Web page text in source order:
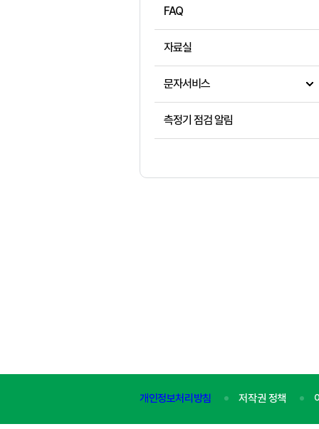
FAQ
자료실
문자서비스
측정기 점검 알림
개인정보처리방침 저작권 정책